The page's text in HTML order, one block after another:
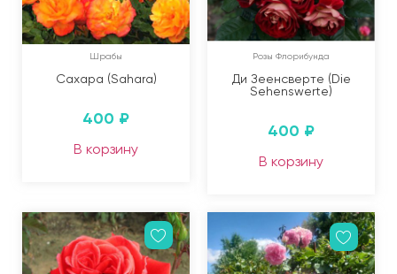
Шрабы
Сахара (Sahara)
400 ₽
В корзину
Розы Флорибунда
Ди Зеенсверте (Die
Sehenswerte)
400 ₽
В корзину